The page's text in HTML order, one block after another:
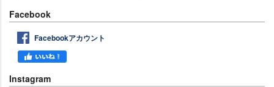
Facebook
Facebookアカウント
Instagram